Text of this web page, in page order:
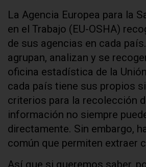
La Agencia Europea para la
en el Trabajo (EU-OSHA)
de sus agencias en cada
agrupan, analizan y se
oficina estadística de la
cada país tiene sus propios
criterios para la recolección
información no siempre
directamente. Sin embargo,
común que permiten extraer
Así que si queremos saber,